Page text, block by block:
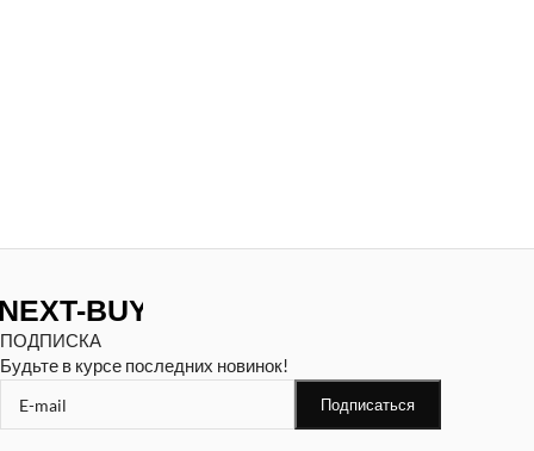
ПОДПИСКА
Будьте в курсе последних новинок!